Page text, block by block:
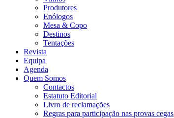
Produtores
Enólogos
Mesa & Copo
Destinos
Tentações
Revista
Equipa
Agenda
Quem Somos
Contactos
Estatuto Editorial
Livro de reclamações
Regras para participação nas provas cegas